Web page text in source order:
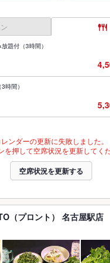
題付（3時間）
時間）
ンダーの更新に失敗しました。
を押して空席状況を更新してくだ
空席状況を更新する
（プロント） 名古屋駅店